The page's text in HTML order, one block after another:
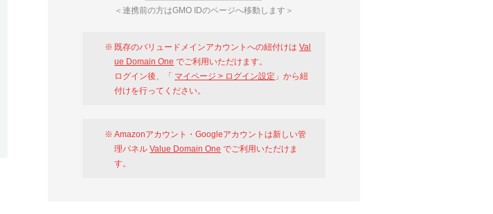
＜連携前の方はGMO IDのページへ移動します＞
既存のバリュードメインアカウントへの紐付けはVal
ue Domain One でご利用いただけます。
ログイン後、「 マイページ > ログイン設定 」から紐
付けを行ってください。
Amazonアカウント・Googleアカウントは新しい管
理パネルValue Domain One でご利用いただけま
す。